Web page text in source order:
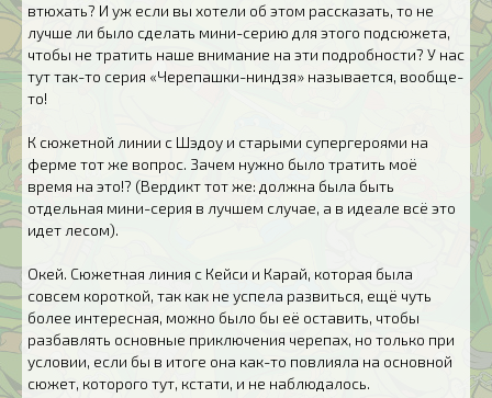
втюхать? И уж если вы хотели об этом рассказать, то не
лучше ли было сделать мини-серию для этого подсюжета,
чтобы не тратить наше внимание на эти подробности? У нас
тут так-то серия «Черепашки-ниндзя» называется, вообще-
то!
К сюжетной линии с Шэдоу и старыми супергероями на
ферме тот же вопрос. Зачем нужно было тратить моё
время на это!? (Вердикт тот же: должна была быть
отдельная мини-серия в лучшем случае, а в идеале всё это
идет лесом).
Окей. Сюжетная линия с Кейси и Карай, которая была
совсем короткой, так как не успела развиться, ещё чуть
более интересная, можно было бы её оставить, чтобы
разбавлять основные приключения черепах, но только при
условии, если бы в итоге она как-то повлияла на основной
сюжет, которого тут, кстати, и не наблюдалось.